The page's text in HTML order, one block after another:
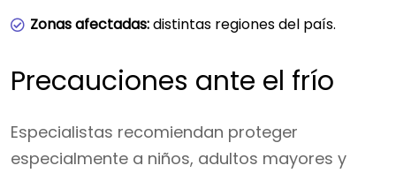
Zonas afectadas:distintas regiones del país.
Precauciones ante el frío
Especialistas recomiendan proteger
especialmente a niños, adultos mayores y